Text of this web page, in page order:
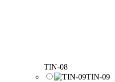
TIN-08
TIN-09